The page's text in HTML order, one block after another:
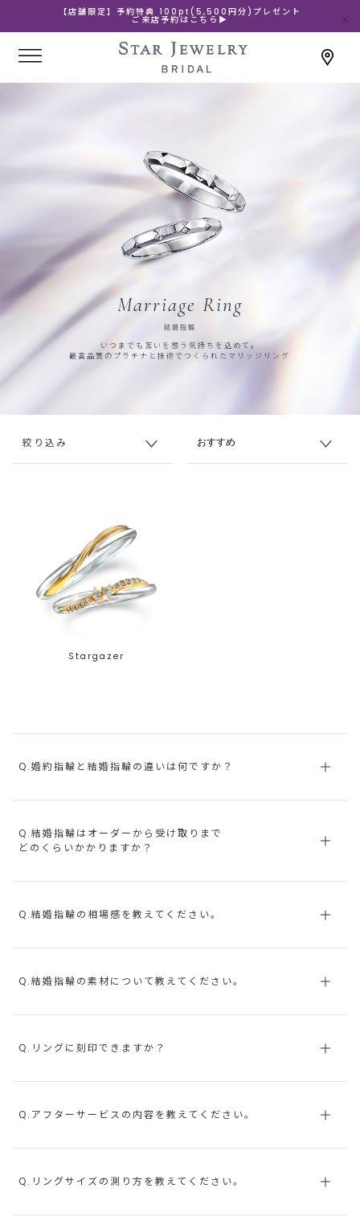
【店舗限定】予約特典 100pt(5,500円分)プレゼント
ご来店予約はこちら▶
Marriage Ring
結婚指輪
いつまでも互いを想う気持ちを込めて。
最高品質のプラチナと技術でつくられたマリッジリング
絞り込み
Stargazer
Q.婚約指輪と結婚指輪の違いは何ですか？
Q.結婚指輪はオーダーから受け取りまで
どのくらいかかりますか？
Q.結婚指輪の相場感を教えてください。
Q.結婚指輪の素材について教えてください。
Q.リングに刻印できますか？
Q.アフターサービスの内容を教えてください。
Q.リングサイズの測り方を教えてください。